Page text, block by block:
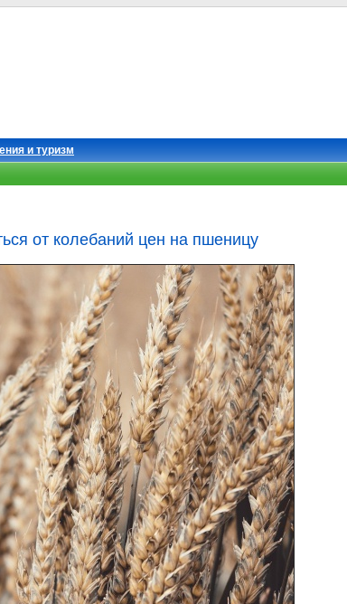
и туризм
от колебаний цен на пшеницу